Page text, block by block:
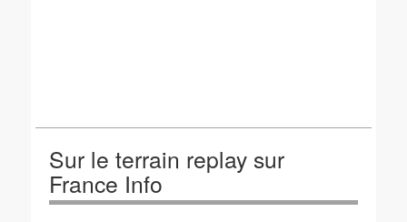
Sur le terrain replay sur
France Info